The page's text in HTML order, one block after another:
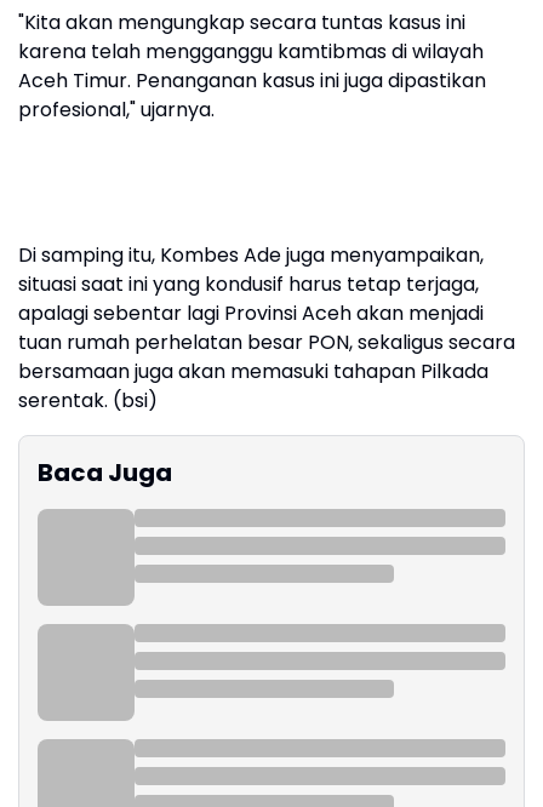
"Kita akan mengungkap secara tuntas kasus ini
karena telah mengganggu kamtibmas di wilayah
Aceh Timur. Penanganan kasus ini juga dipastikan
profesional," ujarnya.
Di samping itu, Kombes Ade juga menyampaikan,
situasi saat ini yang kondusif harus tetap terjaga,
apalagi sebentar lagi Provinsi Aceh akan menjadi
tuan rumah perhelatan besar PON, sekaligus secara
bersamaan juga akan memasuki tahapan Pilkada
serentak. (bsi)
Baca Juga